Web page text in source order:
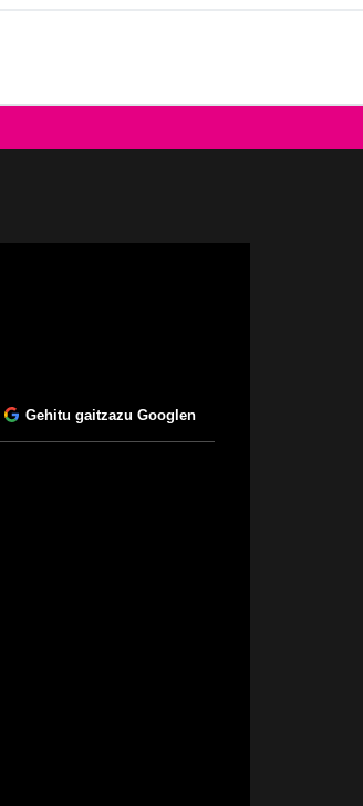
Gehitu gaitzazu Googlen